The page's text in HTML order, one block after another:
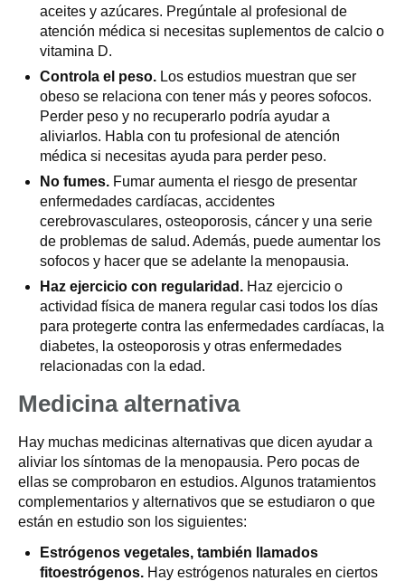
aceites y azúcares. Pregúntale al profesional de
atención médica si necesitas suplementos de calcio o
vitamina D.
Controla el peso. Los estudios muestran que ser
obeso se relaciona con tener más y peores sofocos.
Perder peso y no recuperarlo podría ayudar a
aliviarlos. Habla con tu profesional de atención
médica si necesitas ayuda para perder peso.
No fumes. Fumar aumenta el riesgo de presentar
enfermedades cardíacas, accidentes
cerebrovasculares, osteoporosis, cáncer y una serie
de problemas de salud. Además, puede aumentar los
sofocos y hacer que se adelante la menopausia.
Haz ejercicio con regularidad. Haz ejercicio o
actividad física de manera regular casi todos los días
para protegerte contra las enfermedades cardíacas, la
diabetes, la osteoporosis y otras enfermedades
relacionadas con la edad.
Medicina alternativa
Hay muchas medicinas alternativas que dicen ayudar a
aliviar los síntomas de la menopausia. Pero pocas de
ellas se comprobaron en estudios. Algunos tratamientos
complementarios y alternativos que se estudiaron o que
están en estudio son los siguientes:
Estrógenos vegetales, también llamados
fitoestrógenos. Hay estrógenos naturales en ciertos